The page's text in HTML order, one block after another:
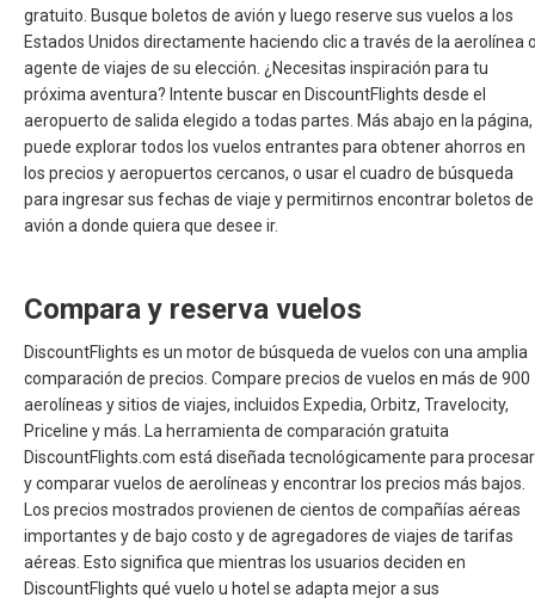
gratuito. Busque boletos de avión y luego reserve sus vuelos a los
Estados Unidos directamente haciendo clic a través de la aerolínea
agente de viajes de su elección. ¿Necesitas inspiración para tu
próxima aventura? Intente buscar en DiscountFlights desde el
aeropuerto de salida elegido a todas partes. Más abajo en la página,
puede explorar todos los vuelos entrantes para obtener ahorros en
los precios y aeropuertos cercanos, o usar el cuadro de búsqueda
para ingresar sus fechas de viaje y permitirnos encontrar boletos de
avión a donde quiera que desee ir.
Compara y reserva vuelos
DiscountFlights es un motor de búsqueda de vuelos con una amplia
comparación de precios. Compare precios de vuelos en más de 900
aerolíneas y sitios de viajes, incluidos Expedia, Orbitz, Travelocity,
Priceline y más. La herramienta de comparación gratuita
DiscountFlights.com está diseñada tecnológicamente para procesar
y comparar vuelos de aerolíneas y encontrar los precios más bajos.
Los precios mostrados provienen de cientos de compañías aéreas
importantes y de bajo costo y de agregadores de viajes de tarifas
aéreas. Esto significa que mientras los usuarios deciden en
DiscountFlights qué vuelo u hotel se adapta mejor a sus